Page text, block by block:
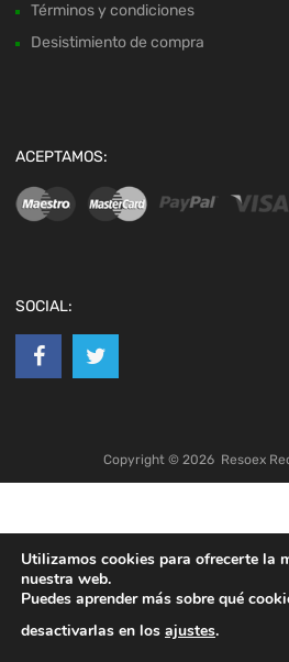
Términos y condiciones
Desistimiento de compra
ACEPTAMOS:
SOCIAL:
Copyright © 2026 Resoex
Utilizamos cookies para ofrecerte la
nuestra web.
Puedes aprender más sobre qué
desactivarlas en los ajustes.